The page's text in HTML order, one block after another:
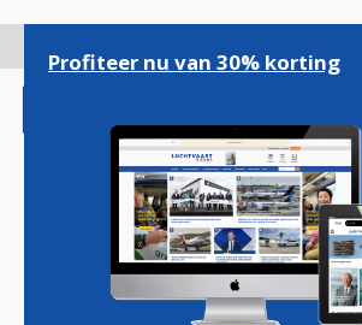
gaan
Magazine Podcasts
Profiteer nu van 30% korting